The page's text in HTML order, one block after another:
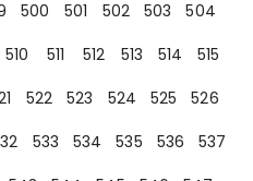
500 501 502 503
504
510 511 512 513 514
515
522 523 524 525
526
533 534 535 536
537